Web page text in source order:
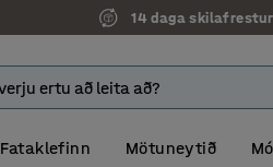
14 daga skilafrestur
Fataklefinn Mötuneytið